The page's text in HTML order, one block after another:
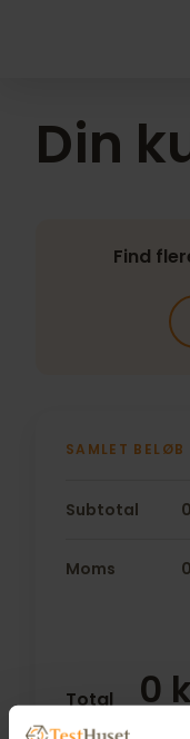
Din
Find
SAMLET BELØB
Subtotal 0
Moms 0
Total 0